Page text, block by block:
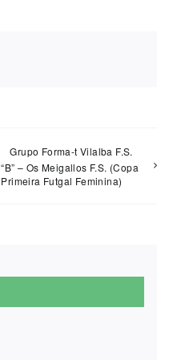
Grupo Forma-t Vilalba F.S.
“B” – Os Meigallos F.S. (Copa
Primeira Futgal Feminina)